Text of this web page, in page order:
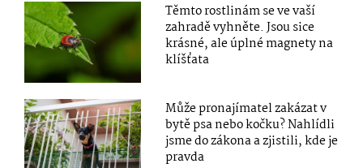
Těmto rostlinám se ve vaší
zahradě vyhněte. Jsou sice
krásné, ale úplné magnety na
klíšťata
Může pronajímatel zakázat v
bytě psa nebo kočku? Nahlídli
jsme do zákona a zjistili, kde je
pravda